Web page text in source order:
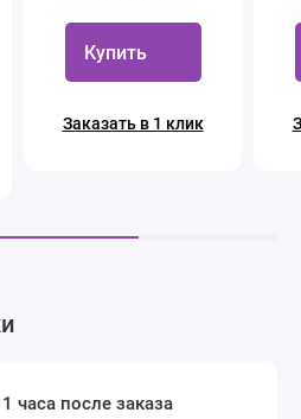
Купить
Заказать в 1 клик
часа после заказа